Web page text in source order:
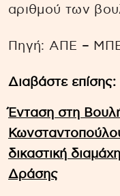
αριθμού των
Πηγή: ΑΠΕ –
Διαβάστε επίσης:
Ένταση στη
δικαστική
Δράσης